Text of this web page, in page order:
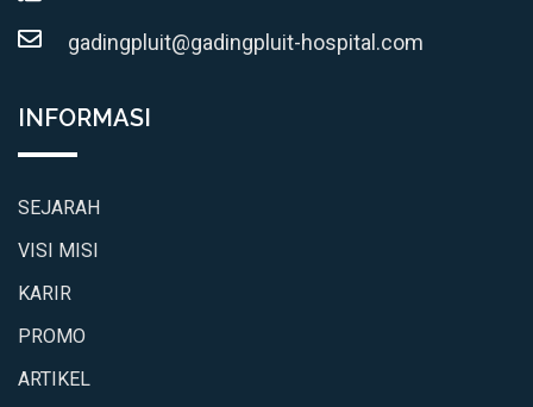
gadingpluit@gadingpluit-hospital.com
INFORMASI
SEJARAH
VISI MISI
KARIR
PROMO
ARTIKEL